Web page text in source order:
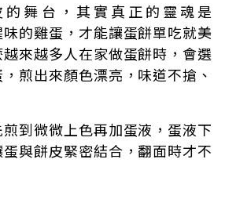
舞台，其實真正的靈魂是
味的雞蛋，才能讓蛋餅單吃就美
來越多人在家做蛋餅時，會選
煎出來顏色漂亮，味道不搶、
到微微上色再加蛋液，蛋液下
與餅皮緊密結合，翻面時才不